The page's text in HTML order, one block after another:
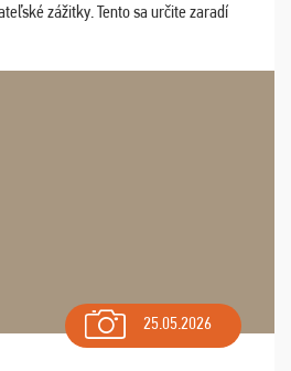
zážitky. Tento sa určite zaradí
šefík Meďo, dobrá parti ...
25.05.2026